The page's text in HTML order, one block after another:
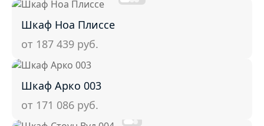
Шкаф Ноа Плиссе
от 187 439 руб.
Шкаф Арко 003
от 171 086 руб.